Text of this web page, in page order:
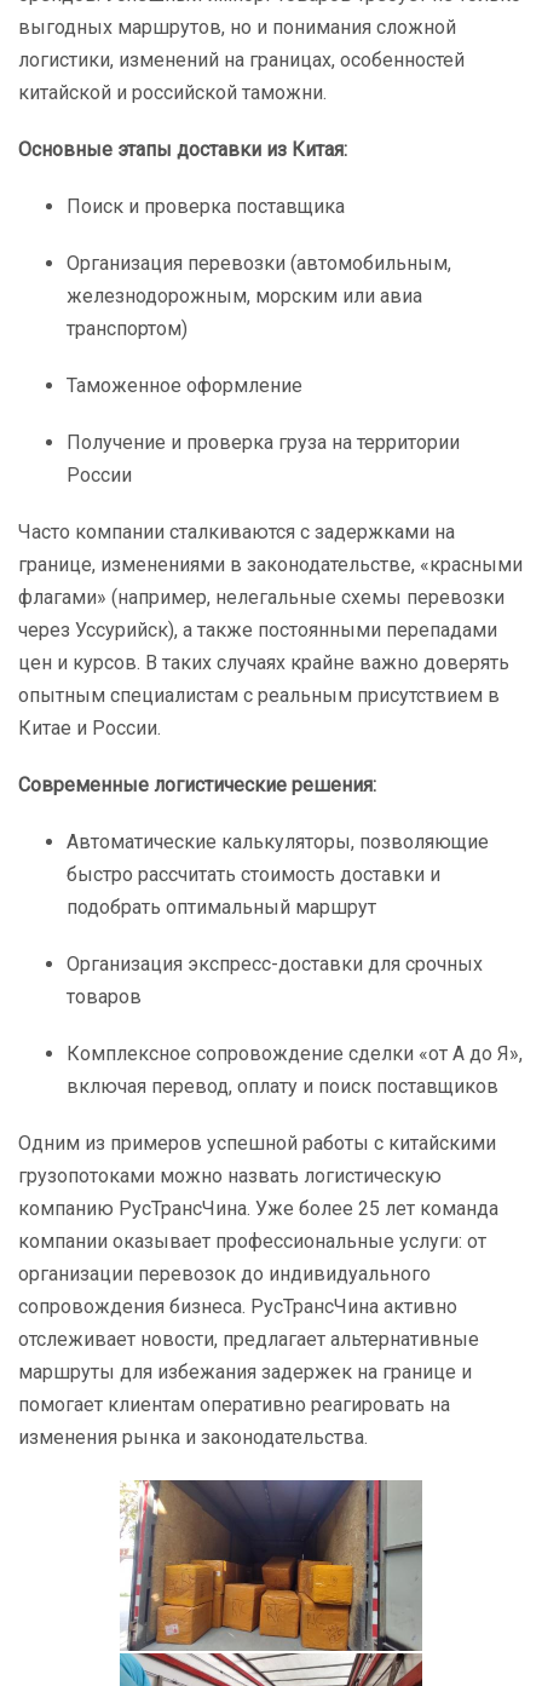
выгодных маршрутов, но и понимания сложной
логистики, изменений на границах, особенностей
китайской и российской таможни.
Основные этапы доставки из Китая:
Поиск и проверка поставщика
Организация перевозки (автомобильным,
железнодорожным, морским или авиа
транспортом)
Таможенное оформление
Получение и проверка груза на территории
России
Часто компании сталкиваются с задержками на
границе, изменениями в законодательстве, «красными
флагами» (например, нелегальные схемы перевозки
через Уссурийск), а также постоянными перепадами
цен и курсов. В таких случаях крайне важно доверять
опытным специалистам с реальным присутствием в
Китае и России.
Современные логистические решения:
Автоматические калькуляторы, позволяющие
быстро рассчитать стоимость доставки и
подобрать оптимальный маршрут
Организация экспресс-доставки для срочных
товаров
Комплексное сопровождение сделки «от А до Я»,
включая перевод, оплату и поиск поставщиков
Одним из примеров успешной работы с китайскими
грузопотоками можно назвать логистическую
компанию РусТрансЧина. Уже более 25 лет команда
компании оказывает профессиональные услуги: от
организации перевозок до индивидуального
сопровождения бизнеса. РусТрансЧина активно
отслеживает новости, предлагает альтернативные
маршруты для избежания задержек на границе и
помогает клиентам оперативно реагировать на
изменения рынка и законодательства.